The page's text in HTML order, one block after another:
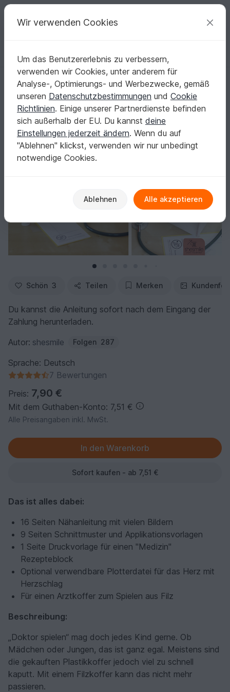
Deine kreativen Ideen
Deutsch | € (EUR) einloggen Kostenlos registrieren
Startseite Nähen Kinder Kinderspielzeug
Arztkoffer zum Spielen (Nähanleitung & Schnittmuster)
Arztkoffer zum Spielen (Nähanleitung &
Schnittmuster)
Schön 3 Teilen Merken
Du kannst die Anleitung sofort nach dem Eingang der
Zahlung herunterladen.
Autor: shesmile Folgen 287
Sprache: Deutsch
7 Bewertungen
Preis: 7,90 €
Mit dem Guthaben-Konto: 7,51 €
Alle Preisangaben inkl. MwSt.
Sofort kaufen - ab 7,51 €
Das ist alles dabei:
16 Seiten Nähanleitung mit vielen Bildern
9 Seiten Schnittmuster und Applikationsvorlagen
1 Seite Druckvorlage für einen "Medizin"
Rezepteblock
Optional verwendbare Plotterdatei für das Herz mit
Herzschlag
Für einen Arztkoffer zum Spielen aus Filz
Beschreibung:
„Doktor spielen“ mag doch jedes Kind gerne. Ob
Mädchen oder Jungen, das ist ganz egal. Meistens sind
die gekauften Plastikkoffer jedoch viel zu schnell
kaputt. Mit einem Filzkoffer kann das nicht mehr
passieren.
Wir verwenden Cookies
Um das Benutzererlebnis zu verbessern,
verwenden wir Cookies, unter anderem für
Analyse-, Optimierungs- und Werbezwecke, gemäß
unseren Datenschutzbestimmungen und Cookie
Richtlinien. Einige unserer Partnerdienste befinden
sich außerhalb der EU. Du kannst deine
Einstellungen jederzeit ändern. Wenn du auf
"Ablehnen" klickst, verwenden wir nur unbedingt
notwendige Cookies.
Ablehnen Alle akzeptieren